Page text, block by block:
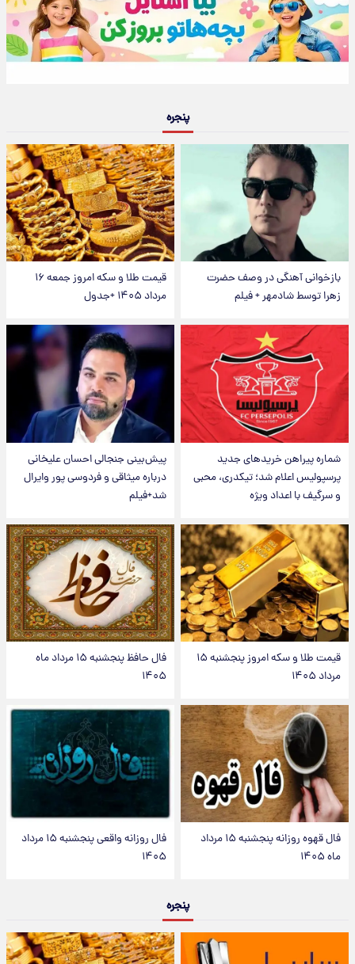
پنجره
بازخوانی آهنگی در وصف حضرت
زهرا توسط شادمهر + فیلم
قیمت طلا و سکه امروز جمعه ۱۶
مرداد ۱۴۰۵ +جدول
شماره پیراهن خریدهای جدید
پرسپولیس اعلام شد؛ تیکدری، محبی
و سرگیف با اعداد ویژه
پیش‌بینی جنجالی احسان علیخانی
درباره میثاقی و فردوسی پور وایرال
شد+فیلم
قیمت طلا و سکه امروز پنجشنبه ۱۵
مرداد ۱۴۰۵
فال حافظ پنجشنبه ۱۵ مرداد ماه
۱۴۰۵
فال قهوه روزانه پنجشنبه ۱۵ مرداد
ماه ۱۴۰۵
فال روزانه واقعی پنجشنبه ۱۵ مرداد
۱۴۰۵
پنجره